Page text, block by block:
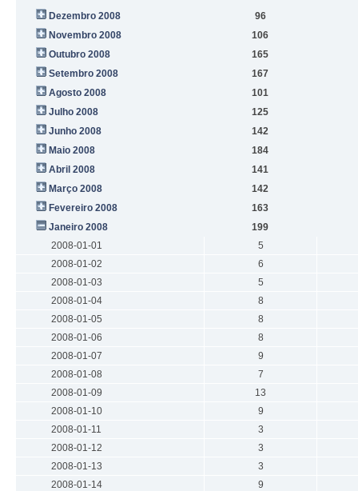
Dezembro 2008
96
Novembro 2008
106
Outubro 2008
165
Setembro 2008
167
Agosto 2008
101
Julho 2008
125
Junho 2008
142
Maio 2008
184
Abril 2008
141
Março 2008
142
Fevereiro 2008
163
Janeiro 2008
199
2008-01-01
5
2008-01-02
6
2008-01-03
5
2008-01-04
8
2008-01-05
8
2008-01-06
8
2008-01-07
9
2008-01-08
7
2008-01-09
13
2008-01-10
9
2008-01-11
3
2008-01-12
3
2008-01-13
3
2008-01-14
9